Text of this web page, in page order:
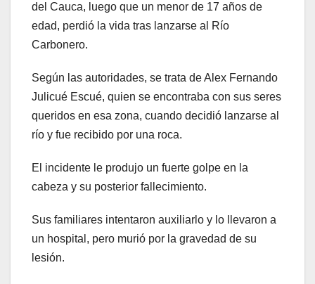
del Cauca, luego que un menor de 17 años de
edad, perdió la vida tras lanzarse al Río
Carbonero.
Según las autoridades, se trata de Alex Fernando
Julicué Escué, quien se encontraba con sus seres
queridos en esa zona, cuando decidió lanzarse al
río y fue recibido por una roca.
El incidente le produjo un fuerte golpe en la
cabeza y su posterior fallecimiento.
Sus familiares intentaron auxiliarlo y lo llevaron a
un hospital, pero murió por la gravedad de su
lesión.